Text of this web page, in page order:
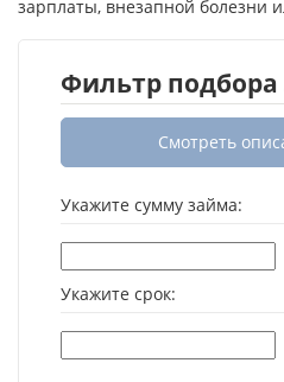
зарплаты, внезапной болезни
Фильтр
Смотреть
Укажите сумму займа:
Укажите срок: